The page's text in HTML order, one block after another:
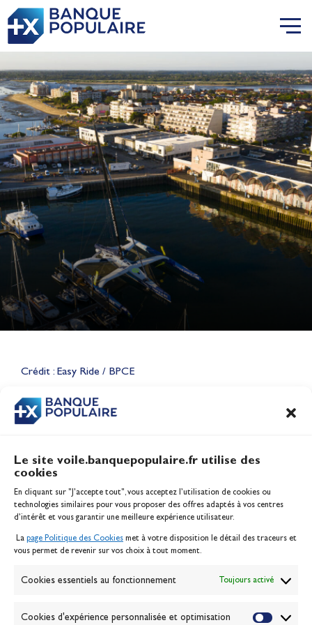
Le site voile.banquepopulaire.fr utilise des
cookies
En cliquant sur "J'accepte tout", vous acceptez l’utilisation de cookies ou
technologies similaires pour vous proposer des offres adaptés à vos centres
d’intérêt et vous garantir une meilleure expérience utilisateur.
La page Politique des Cookies met à votre disposition le détail des traceurs et
vous permet de revenir sur vos choix à tout moment.
Cookies essentiels au fonctionnement Toujours activé
Cookies d'expérience personnalisée et optimisation
Crédit : Easy Ride / BPCE
CONTENU
Lauriane Nolot en or à Long
Jeux Olympiques 2028
Inscription serveur média
Contact
Politique des cookies
Banque de la voile
Passion Voile TV